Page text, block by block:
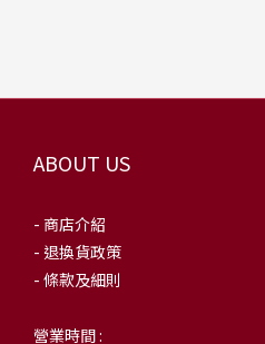
ABOUT US
- 商店介紹
- 退換貨政策
- 條款及細則
營業時間 :